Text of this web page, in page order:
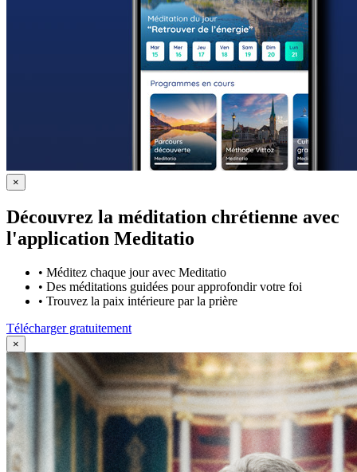
×
Découvrez la méditation chrétienne avec
l'application Meditatio
• Méditez chaque jour avec Meditatio
• Des méditations guidées pour approfondir votre foi
• Trouvez la paix intérieure par la prière
Télécharger gratuitement
×